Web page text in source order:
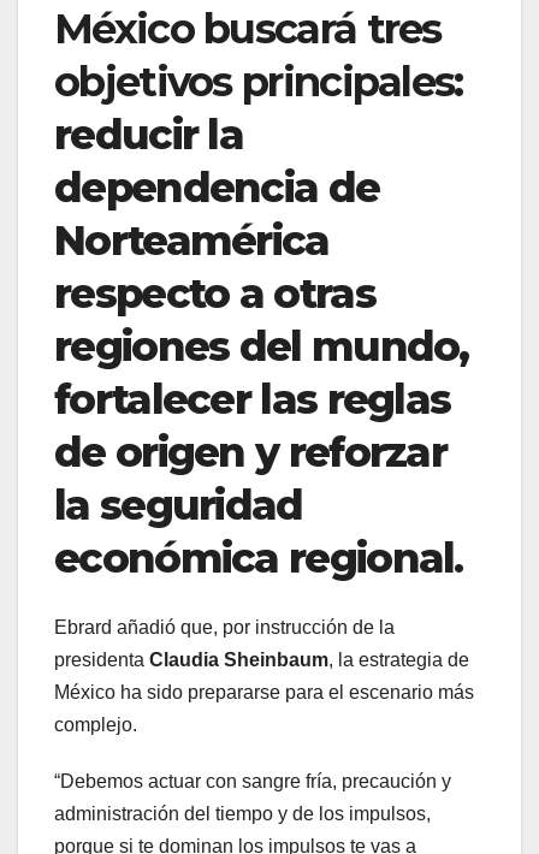
México buscará tres
objetivos principales:
reducir la
dependencia de
Norteamérica
respecto a otras
regiones del mundo,
fortalecer las reglas
de origen y reforzar
la seguridad
económica regional.
Ebrard añadió que, por instrucción de la
presidenta Claudia Sheinbaum, la estrategia de
México ha sido prepararse para el escenario más
complejo.
“Debemos actuar con sangre fría, precaución y
administración del tiempo y de los impulsos,
porque si te dominan los impulsos te vas a